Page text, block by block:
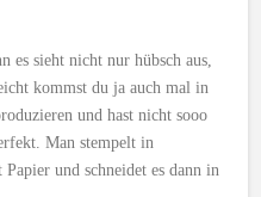
es sieht nicht nur hübsch aus,
kommst du ja auch mal in
und hast nicht sooo
Man stempelt in
und schneidet es dann in